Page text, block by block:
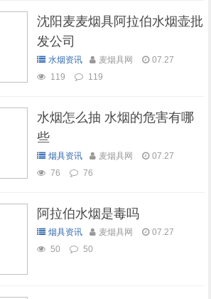
沈阳麦麦烟具阿拉伯水烟壶批
发公司
水烟资讯 麦烟具网
07.27
119
119
水烟怎么抽 水烟的危害有哪
些
烟具资讯 麦烟具网
07.27
76
76
阿拉伯水烟是毒吗
烟具资讯 麦烟具网
07.27
50
50